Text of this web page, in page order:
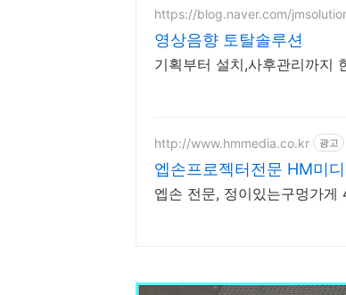
https://blog.naver.com/
영상음향 토탈솔루션
기획부터 설치,사후관리까지
http://www.hmmedia.co.kr 광고
엡손프로젝터전문 HM미디
엡손 전문, 정이있는구멍가게